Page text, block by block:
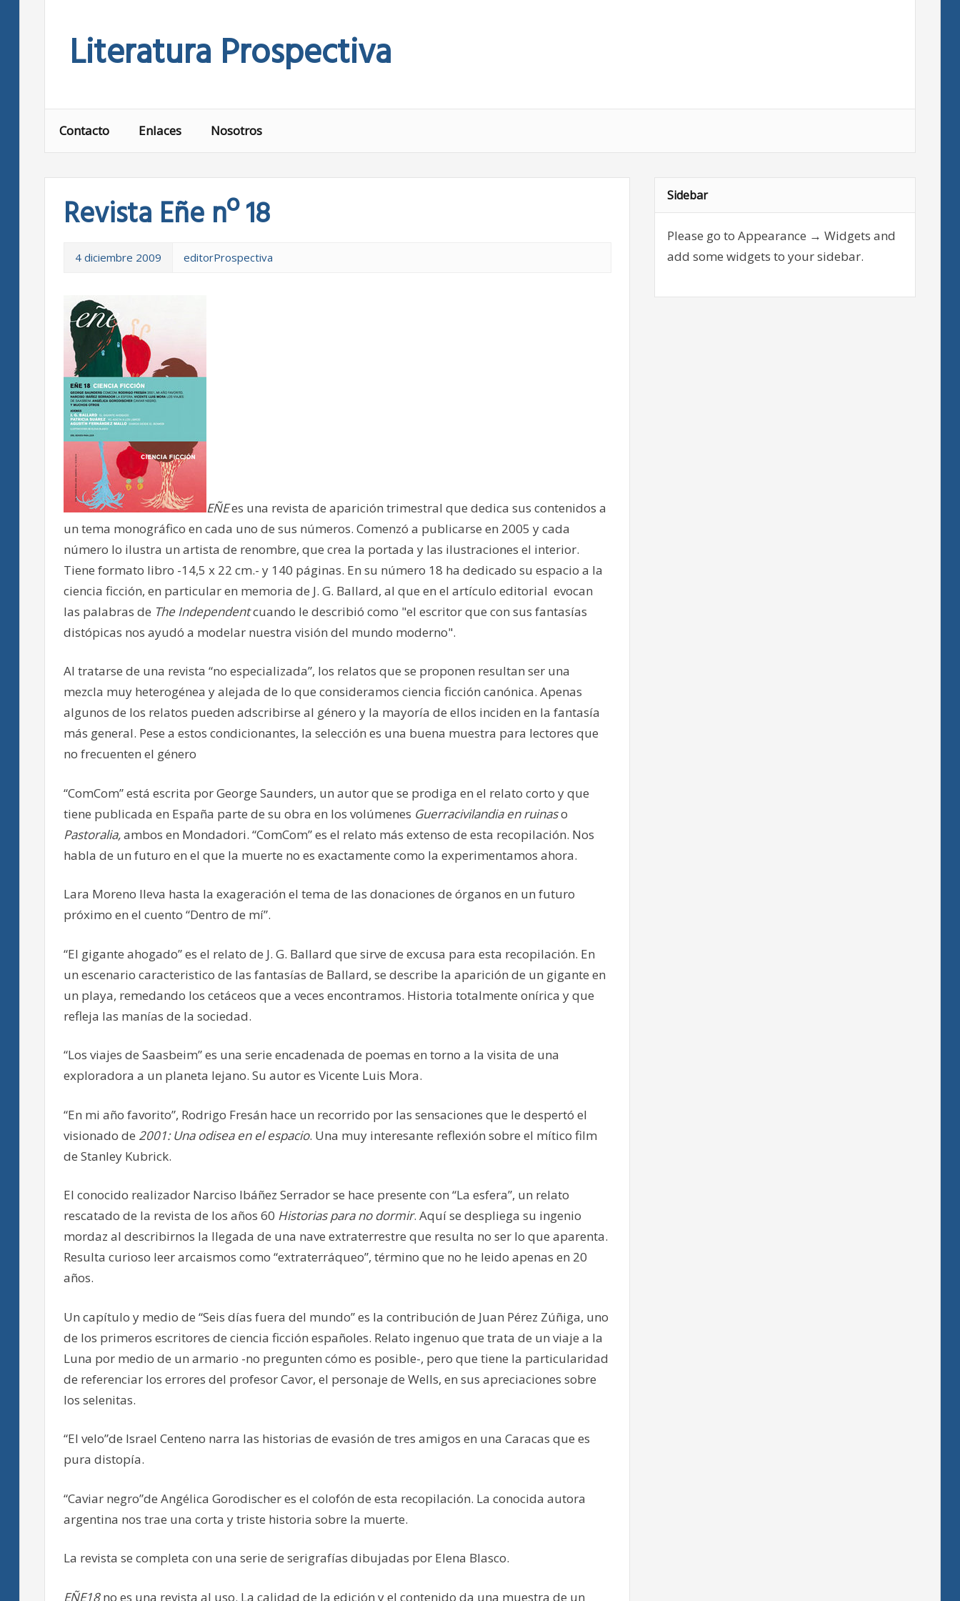
Literatura Prospectiva
Contacto Enlaces Nosotros
Revista Eñe nº 18
4 diciembre 2009 editorProspectiva
EÑEes una revista de aparición trimestral que dedica sus contenidos a
un tema monográfico en cada uno de sus números. Comenzó a publicarse en 2005 y cada
número lo ilustra un artista de renombre, que crea la portada y las ilustraciones el interior.
Tiene formato libro -14,5 x 22 cm.- y 140 páginas. En su número 18 ha dedicado su espacio a la
ciencia ficción, en particular en memoria de J. G. Ballard, al que en el artículo editorial evocan
las palabras de The Independentcuando le describió como "el escritor que con sus fantasías
distópicas nos ayudó a modelar nuestra visión del mundo moderno".
Al tratarse de una revista “no especializada”, los relatos que se proponen resultan ser una
mezcla muy heterogénea y alejada de lo que consideramos ciencia ficción canónica. Apenas
algunos de los relatos pueden adscribirse al género y la mayoría de ellos inciden en la fantasía
más general. Pese a estos condicionantes, la selección es una buena muestra para lectores que
no frecuenten el género
“ComCom” está escrita por George Saunders, un autor que se prodiga en el relato corto y que
tiene publicada en España parte de su obra en los volúmenes Guerracivilandia en ruinaso
Pastoralia,ambos en Mondadori. “ComCom” es el relato más extenso de esta recopilación. Nos
habla de un futuro en el que la muerte no es exactamente como la experimentamos ahora.
Lara Moreno lleva hasta la exageración el tema de las donaciones de órganos en un futuro
próximo en el cuento “Dentro de mí”.
“El gigante ahogado” es el relato de J. G. Ballard que sirve de excusa para esta recopilación. En
un escenario caracteristico de las fantasías de Ballard, se describe la aparición de un gigante en
un playa, remedando los cetáceos que a veces encontramos. Historia totalmente onírica y que
refleja las manías de la sociedad.
“Los viajes de Saasbeim” es una serie encadenada de poemas en torno a la visita de una
exploradora a un planeta lejano. Su autor es Vicente Luis Mora.
“En mi año favorito”, Rodrigo Fresán hace un recorrido por las sensaciones que le despertó el
visionado de 2001: Una odisea en el espacio. Una muy interesante reflexión sobre el mítico film
de Stanley Kubrick.
El conocido realizador Narciso Ibáñez Serrador se hace presente con “La esfera”, un relato
rescatado de la revista de los años 60 Historias para no dormir. Aquí se despliega su ingenio
mordaz al describirnos la llegada de una nave extraterrestre que resulta no ser lo que aparenta.
Resulta curioso leer arcaismos como “extraterráqueo”, término que no he leido apenas en 20
años.
Un capítulo y medio de “Seis días fuera del mundo” es la contribución de Juan Pérez Zúñiga, uno
de los primeros escritores de ciencia ficción españoles. Relato ingenuo que trata de un viaje a la
Luna por medio de un armario -no pregunten cómo es posible-, pero que tiene la particularidad
de referenciar los errores del profesor Cavor, el personaje de Wells, en sus apreciaciones sobre
los selenitas.
“El velo”de Israel Centeno narra las historias de evasión de tres amigos en una Caracas que es
pura distopía.
“Caviar negro”de Angélica Gorodischer es el colofón de esta recopilación. La conocida autora
argentina nos trae una corta y triste historia sobre la muerte.
La revista se completa con una serie de serigrafías dibujadas por Elena Blasco.
EÑE18no es una revista al uso. La calidad de la edición y el contenido da una muestra de un
Sidebar
Please go to Appearance → Widgets and
add some widgets to your sidebar.